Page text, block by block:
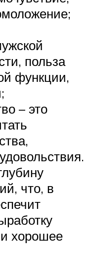
польза
функции,
– это
что, в
хорошее